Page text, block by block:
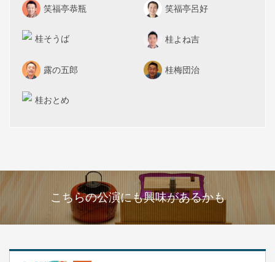
笑福亭恭瓶 笑福亭呂好
桂そうば 桂よね吉
露の五郎 桂梅団治
桂おとめ
こちらの公演にも興味があるかも